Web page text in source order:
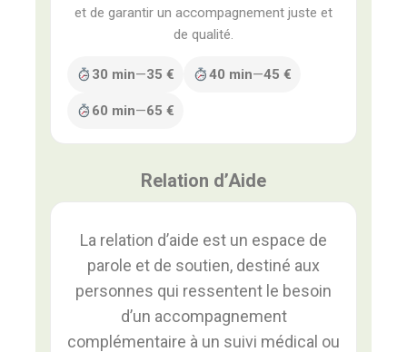
et de garantir un accompagnement juste et
de qualité.
30 min—35 € 40 min—45 €
60 min—65 €
Relation d’Aide
La relation d’aide est un espace de
parole et de soutien, destiné aux
personnes qui ressentent le besoin
d’un accompagnement
complémentaire à un suivi médical ou